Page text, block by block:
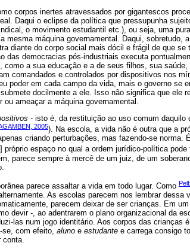
corpos inertes atravessados por gigantescos
Daqui o eclipse da política que pressupunha
o movimento estudantil etc.), ou seja, uma
mesma máquina governamental. Daqui, sobretudo,
diante do corpo social mais dócil e frágil de que se
das democracias pós-industriais executa
a sua educação e a de seus filhos, sua
comandados e controlados por dispositivos nos
poder em cada campo da vida, mais o governo se
docilmente a ele. Isso não significa que ele
ameaçar a máquina governamental.
- isto é, da restituição ao uso comum daquilo
2005). Na escola, a vida não é outra que a
criando perturbações, mas fazendo-se norma.
próprio espaço no qual a ordem jurídico-política pode
parece sempre à mercê de um juiz, de um
parece assaltar a vida em todo lugar. Como
As escolas parecem nos lembrar dessa
parecem deixar de ser crianças. Em
devir -, ao adentrarem o plano organizacional da
las num jogo identitário. Aos corpos das crianças
se, com efeito, aluno e estudante e carrega consigo
conta.